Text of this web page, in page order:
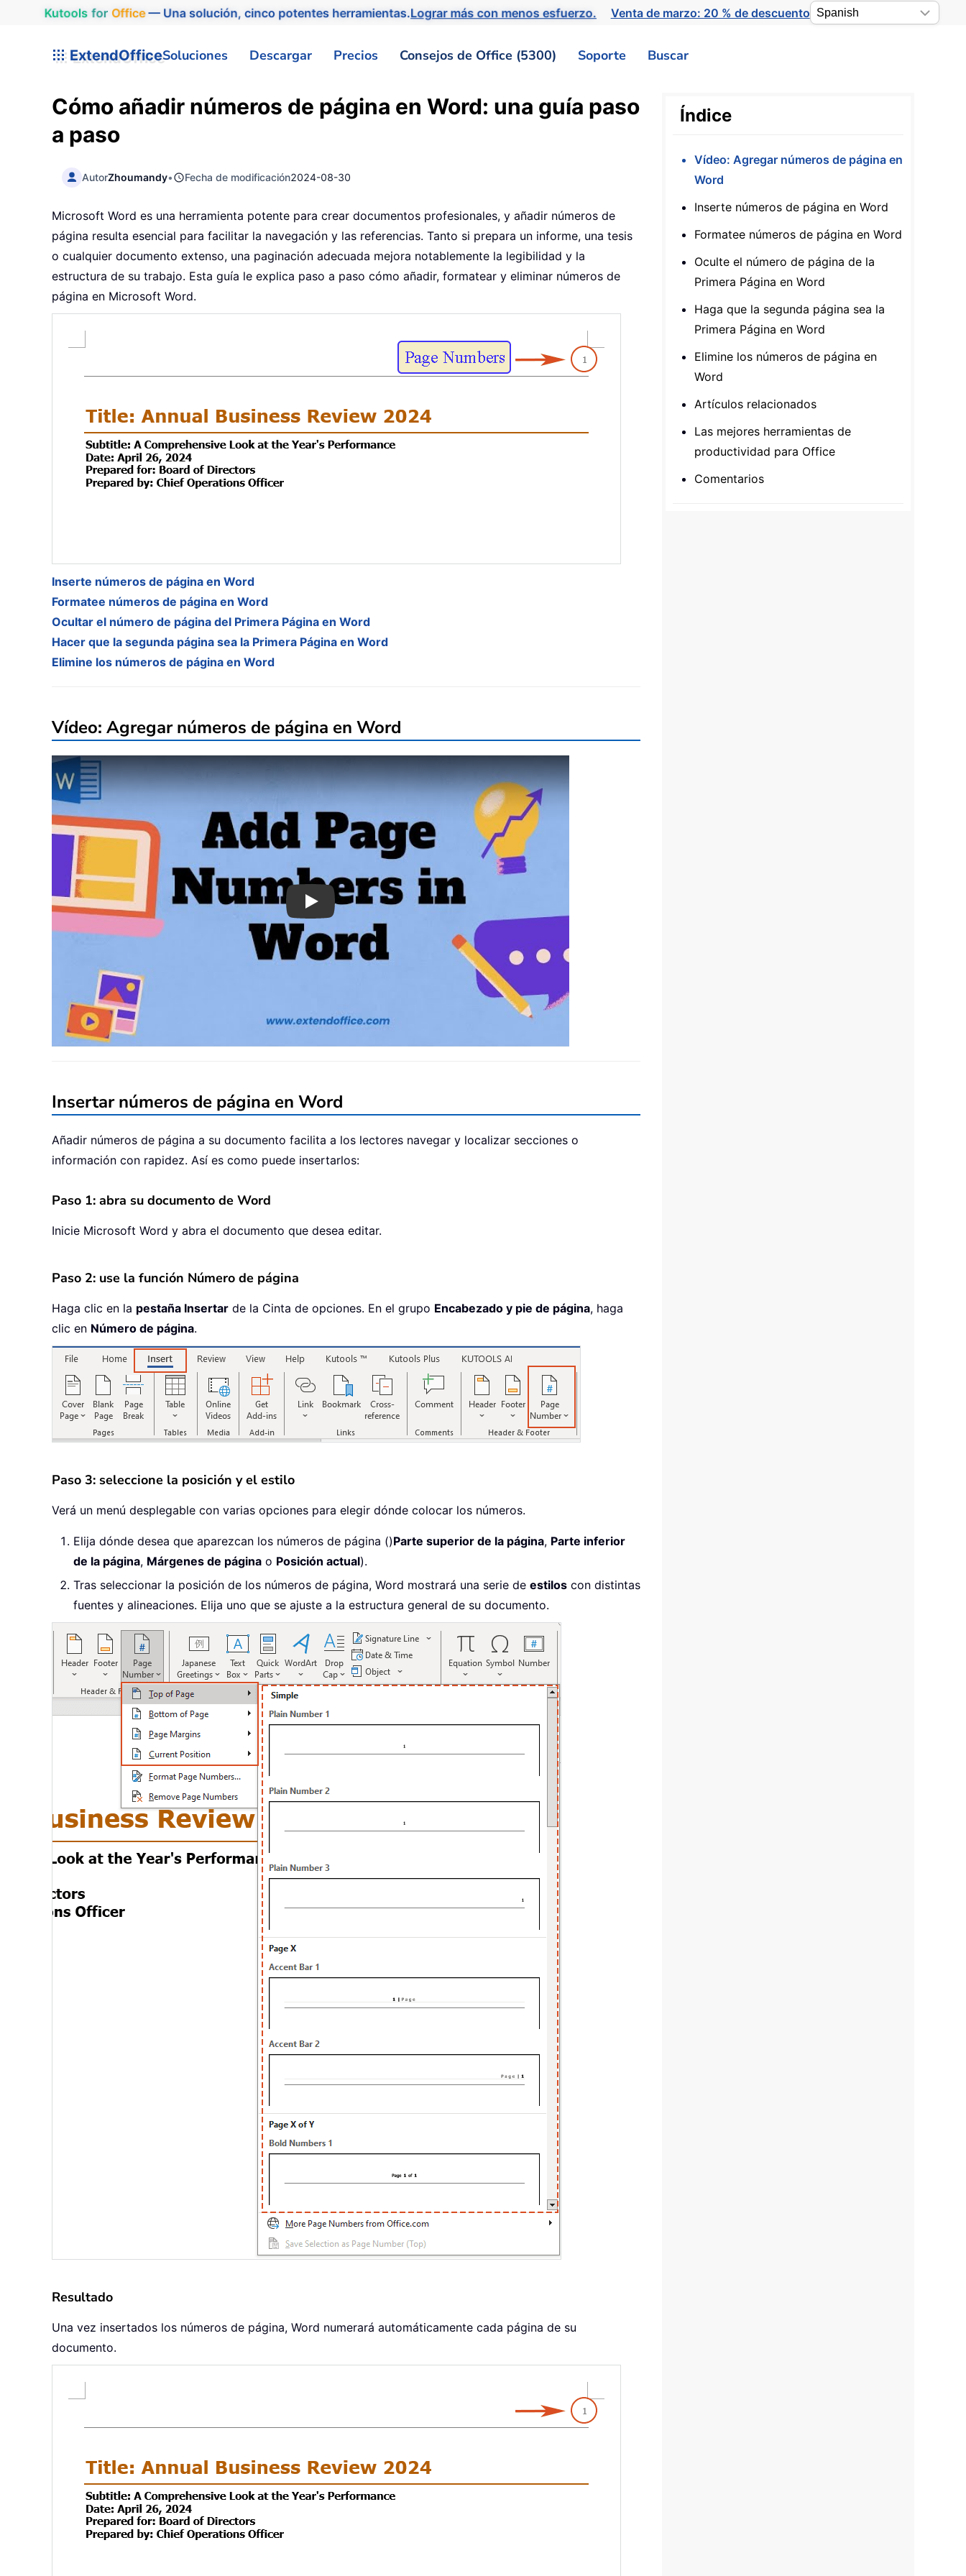
Kutools for Office— Una solución, cinco potentes herramientas.Lograr más con menos esfuerzo. Venta de marzo: 20 % de descuento
ExtendOfficeSoluciones Descargar Precios Consejos de Office (5300) Soporte Buscar
Cómo añadir números de página en Word: una guía paso
a paso
AutorZhoumandy• Fecha de modificación2024-08-30
Microsoft Word es una herramienta potente para crear documentos profesionales, y añadir números de
página resulta esencial para facilitar la navegación y las referencias. Tanto si prepara un informe, una tesis
o cualquier documento extenso, una paginación adecuada mejora notablemente la legibilidad y la
estructura de su trabajo. Esta guía le explica paso a paso cómo añadir, formatear y eliminar números de
página en Microsoft Word.
Inserte números de página en Word
Formatee números de página en Word
Ocultar el número de página del Primera Página en Word
Hacer que la segunda página sea la Primera Página en Word
Elimine los números de página en Word
Vídeo: Agregar números de página en Word
Play
Insertar números de página en Word
Añadir números de página a su documento facilita a los lectores navegar y localizar secciones o
información con rapidez. Así es como puede insertarlos:
Paso 1: abra su documento de Word
Inicie Microsoft Word y abra el documento que desea editar.
Paso 2: use la función Número de página
Haga clic en la pestaña Insertar de la Cinta de opciones. En el grupo Encabezado y pie de página, haga
clic en Número de página.
Paso 3: seleccione la posición y el estilo
Verá un menú desplegable con varias opciones para elegir dónde colocar los números.
Elija dónde desea que aparezcan los números de página ()Parte superior de la página, Parte inferior
de la página, Márgenes de página o Posición actual).
Tras seleccionar la posición de los números de página, Word mostrará una serie de estilos con distintas
fuentes y alineaciones. Elija uno que se ajuste a la estructura general de su documento.
Resultado
Una vez insertados los números de página, Word numerará automáticamente cada página de su
documento.
Índice
Vídeo: Agregar números de página en
Word
Inserte números de página en Word
Formatee números de página en Word
Oculte el número de página de la
Primera Página en Word
Haga que la segunda página sea la
Primera Página en Word
Elimine los números de página en
Word
Artículos relacionados
Las mejores herramientas de
productividad para Office
Comentarios